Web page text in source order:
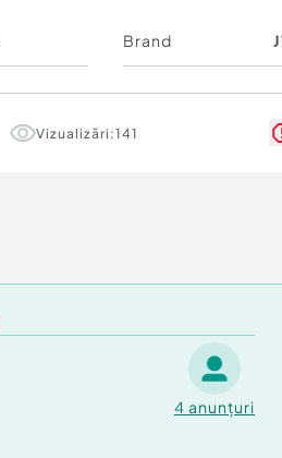
Brand
Vizualizări:141
4 anunțuri